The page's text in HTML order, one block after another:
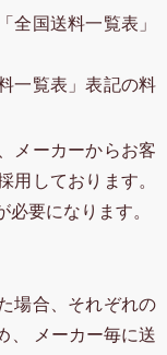
全国送料一覧表」
一覧表」表記の料
メーカーからお客
用しております。
要になります。
場合、それぞれの
、 メーカー毎に送